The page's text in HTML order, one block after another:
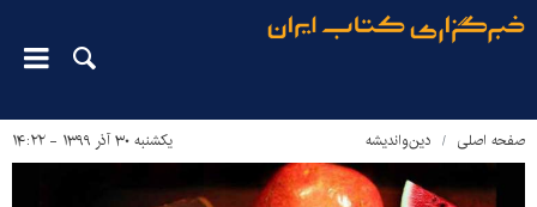
صفحه اصلی دین‌واندیشه یکشنبه ۳۰ آذر ۱۳۹۹ - ۱۴:۲۲